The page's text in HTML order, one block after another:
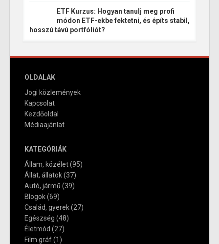
ETF Kurzus: Hogyan tanulj meg profi
módon ETF-ekbe fektetni, és építs stabil,
hosszú távú portfóliót?
OLDALAK
Jogi közlemények
Kapcsolat
Kezdőoldal
Médiaajánlat
KATEGÓRIÁK
Állam, közélet(95)
Állat, állatok(37)
Autó, jármű (39)
Blogok(69)
Család, gyerek(27)
Egészség (48)
Életmód (27)
Film gráf(1)